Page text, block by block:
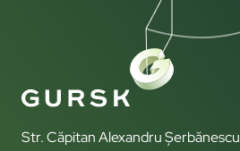
Str. Căpitan Alexandru Șerbănescu